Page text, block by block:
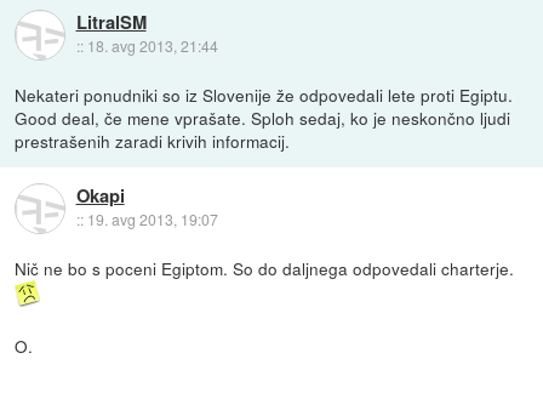
LitralSM
:: 18. avg 2013, 21:44
Nekateri ponudniki so iz Slovenije že odpovedali lete proti Egiptu.
Good deal, če mene vprašate. Sploh sedaj, ko je neskončno ljudi
prestrašenih zaradi krivih informacij.
Okapi
:: 19. avg 2013, 19:07
Nič ne bo s poceni Egiptom. So do daljnega odpovedali charterje.
O.